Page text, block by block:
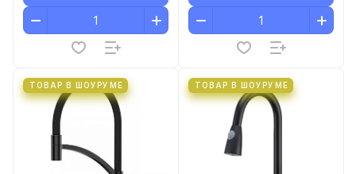
ТОВАР В ШОУРУМЕ ТОВАР В ШОУРУМЕ